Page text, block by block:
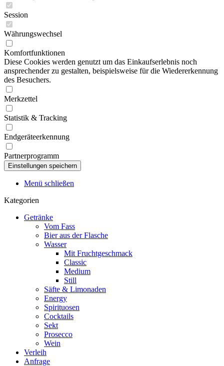
Session
Währungswechsel
Komfortfunktionen
Diese Cookies werden genutzt um das Einkaufserlebnis noch
ansprechender zu gestalten, beispielsweise für die Wiedererkennung
des Besuchers.
Merkzettel
Statistik & Tracking
Endgeräteerkennung
Partnerprogramm
Menü schließen
Kategorien
Getränke
Vom Fass
Bier aus der Flasche
Wasser
Mit Fruchtgeschmack
Classic
Medium
Still
Säfte & Limonaden
Energy
Spirituosen
Cocktails
Sekt
Prosecco
Wein
Verleih
Anfrage